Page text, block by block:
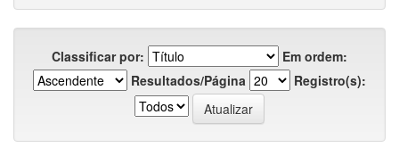
Classificar por:
Em ordem:
Resultados/Página
Registro(s):